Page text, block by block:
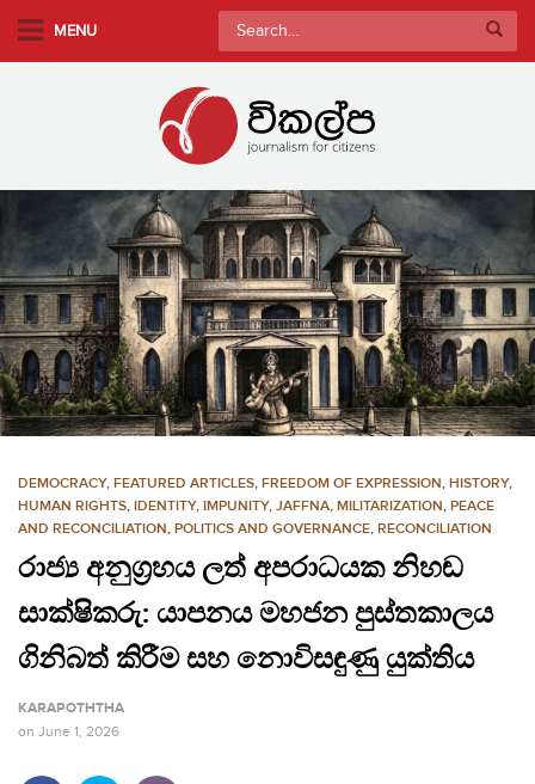
m
n
c
o
n
t
e
MENU
Search
for:
DEMOCRACY, FEATURED ARTICLES, FREEDOM OF EXPRESSION, HISTORY,
HUMAN RIGHTS, IDENTITY, IMPUNITY, JAFFNA, MILITARIZATION, PEACE
AND RECONCILIATION, POLITICS AND GOVERNANCE, RECONCILIATION
රාජ්‍ය අනුග්‍රහය ලත් අපරාධයක නිහඬ
සාක්ෂිකරු: යාපනය මහජන පුස්තකාලය
ගිනිබත් කිරීම සහ නොවිසඳුණු යුක්තිය
KARAPOTHTHA
on June 1, 2026